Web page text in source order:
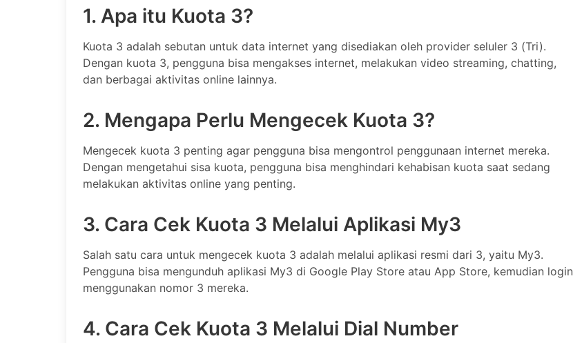
1. Apa itu Kuota 3?
Kuota 3 adalah sebutan untuk data internet yang disediakan oleh provider seluler 3 (Tri).
Dengan kuota 3, pengguna bisa mengakses internet, melakukan video streaming, chatting,
dan berbagai aktivitas online lainnya.
2. Mengapa Perlu Mengecek Kuota 3?
Mengecek kuota 3 penting agar pengguna bisa mengontrol penggunaan internet mereka.
Dengan mengetahui sisa kuota, pengguna bisa menghindari kehabisan kuota saat sedang
melakukan aktivitas online yang penting.
3. Cara Cek Kuota 3 Melalui Aplikasi My3
Salah satu cara untuk mengecek kuota 3 adalah melalui aplikasi resmi dari 3, yaitu My3.
Pengguna bisa mengunduh aplikasi My3 di Google Play Store atau App Store, kemudian login
menggunakan nomor 3 mereka.
4. Cara Cek Kuota 3 Melalui Dial Number